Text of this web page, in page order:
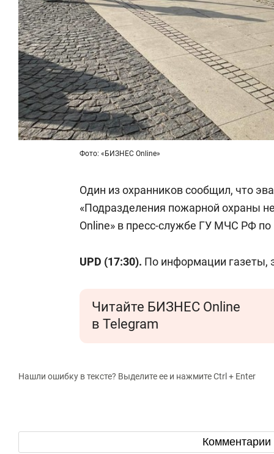
Фото: «БИЗНЕС Online»
Один из охранников сообщил, что
«Подразделения пожарной охраны
Online» в пресс-службе ГУ МЧС РФ по
UPD (17:30). По информации газеты,
Читайте БИЗНЕС Online
в Telegram
Нашли ошибку в тексте? Выделите ее и нажмите Ctrl + Enter
Комментарии